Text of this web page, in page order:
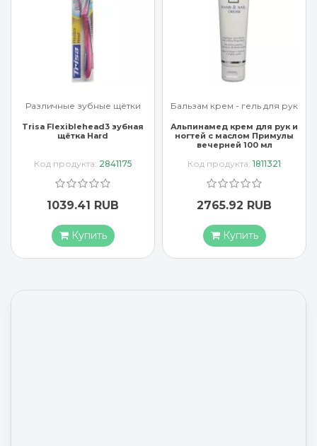
Бальзам крем - гель для рук
Альпинамед крем для рук и
ногтей с маслом Примулы
Код продукта:1811321
2765.92 RUB
Купить
Бальзам крем - гель для рук
Арроу крем для рук с
миндальным маслом 65 мл
Код продукта:3637407
1883.17 RUB
Купить